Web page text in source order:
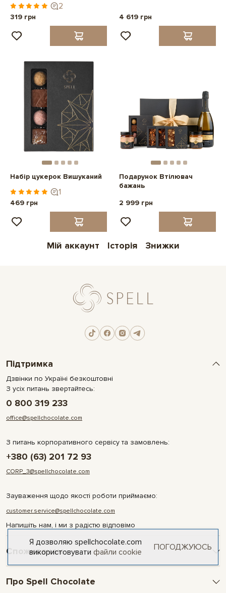
2
319 грн 4 619 грн
Набір цукерок Вишуканий
1
469 грн
Подарунок Втілювач
бажань
2 999 грн
Мій аккаунт Історія Знижки
Підтримка
Дзвінки по Україні безкоштовні
З усіх питань звертайтесь:
0 800 319 233
office@spellchocolate.com
З питань корпоративного сервісу та замовлень:
+380 (63) 201 72 93
CORP_3@spellchocolate.com
Зауваження щодо якості роботи приймаємо:
customer.service@spellchocolate.com
Напишіть нам, і ми з радістю відповімо
Споживачам
Оплата та доставка
Умови і гарантії
Про Spell Chocolate
Я дозволяю spellchocolate.com
використовувати файли cookie ПОГОДЖУЮСЬ